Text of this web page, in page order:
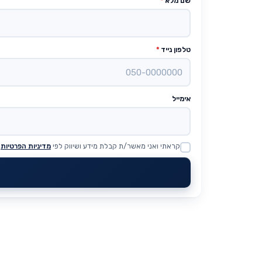
טלפון נייד *
אימייל
Website
קראתי ואני מאשר/ת קבלת מידע ושיווק לפי מדיניות הפרטיות